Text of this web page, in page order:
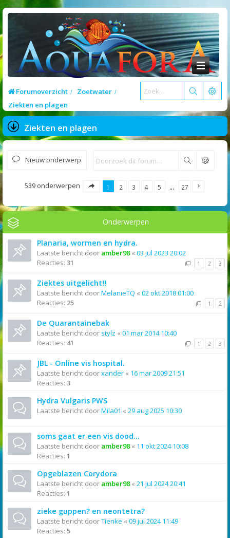
Forumoverzicht
Zoetwater
Ziekten en plagen
Ziekten en plagen
Nieuw onderwerp Zoek
539 onderwerpen 1 2 3 4 5 … 27
Onderwerpen
Planaria, wormen en hydra.
Laatste bericht door amber98« 03 jul 2023 20:02
Reacties: 31 1 2 3
Ziektes uitgelicht!!
Laatste bericht doorMelanieTQ « 02 okt 2018 01:00
Reacties: 25 1 2
De Quarantainebak
Laatste bericht door stylz « 01 mar 2014 10:40
Reacties: 41 1 2 3
JBL - Online vis hospital.
Laatste bericht doorxander « 16 mar 2009 21:51
Reacties: 3
Hydra Vulgaris PWS
Laatste bericht doorMila01 « 29 aug 2025 10:30
soms gaat er een vis dood...
Laatste bericht door amber98« 11 okt 2024 10:08
Reacties: 1
Opgeblazen Corydora
Laatste bericht door amber98« 21 jul 2024 20:41
Reacties: 1
zieke guppen? en neontetra?
Laatste bericht doorTienke « 09 jul 2024 11:49
Reacties: 5